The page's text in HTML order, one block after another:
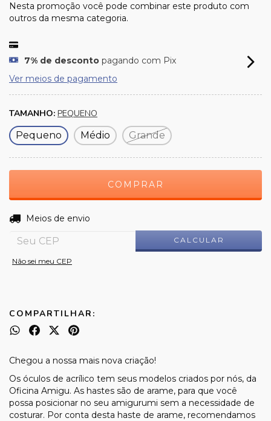
Nesta promoção você pode combinar este produto com
outros da mesma categoria.
7% de desconto pagando com Pix
Ver meios de pagamento
TAMANHO: PEQUENO
Pequeno
Médio Grande
Entregas para o CEP:
Meios de envio
CALCULAR
Não sei meu CEP
COMPARTILHAR:
Chegou a nossa mais nova criação!
Os óculos de acrílico tem seus modelos criados por nós, da
Oficina Amigu. As hastes são de arame, para que você
possa posicionar no seu amigurumi sem a necessidade de
costurar. Por conta desta haste de arame, recomendamos